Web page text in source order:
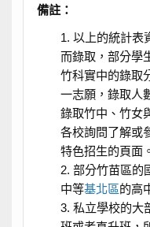
備註：
以上的統計表
而錄取，部分學
竹科實中的錄取
一志願，錄取人
錄取竹中、竹女
各校詢問了解或
特色招生的頁面。
部分竹苗區的
中等基北區的高
私立學校的大